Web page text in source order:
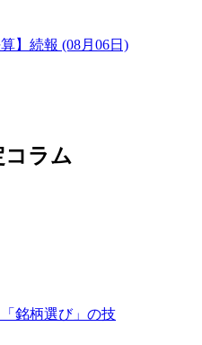
】続報 (08月06日)
コラム
銘柄選び」の技